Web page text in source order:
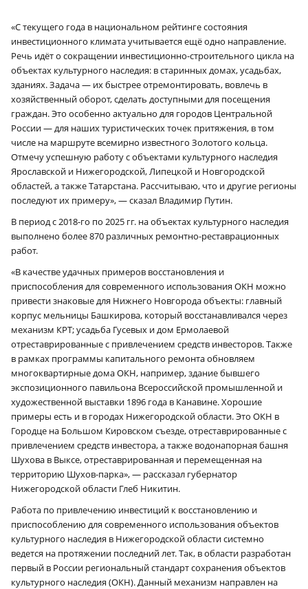
«С текущего года в национальном рейтинге состояния
инвестиционного климата учитывается ещё одно направление.
Речь идёт о сокращении инвестиционно-строительного цикла на
объектах культурного наследия: в старинных домах, усадьбах,
зданиях. Задача — их быстрее отремонтировать, вовлечь в
хозяйственный оборот, сделать доступными для посещения
граждан. Это особенно актуально для городов Центральной
России — для наших туристических точек притяжения, в том
числе на маршруте всемирно известного Золотого кольца.
Отмечу успешную работу с объектами культурного наследия
Ярославской и Нижегородской, Липецкой и Новгородской
областей, а также Татарстана. Рассчитываю, что и другие регионы
последуют их примеру», — сказал Владимир Путин.
В период с 2018-го по 2025 гг. на объектах культурного наследия
выполнено более 870 различных ремонтно-реставрационных
работ.
«В качестве удачных примеров восстановления и
приспособления для современного использования ОКН можно
привести знаковые для Нижнего Новгорода объекты: главный
корпус мельницы Башкирова, который восстанавливался через
механизм КРТ; усадьба Гусевых и дом Ермолаевой
отреставрированные с привлечением средств инвесторов. Также
в рамках программы капитального ремонта обновляем
многоквартирные дома ОКН, например, здание бывшего
экспозиционного павильона Всероссийской промышленной и
художественной выставки 1896 года в Канавине. Хорошие
примеры есть и в городах Нижегородской области. Это ОКН в
Городце на Большом Кировском съезде, отреставрированные с
привлечением средств инвестора, а также водонапорная башня
Шухова в Выксе, отреставрированная и перемещенная на
территорию Шухов-парка», — рассказал губернатор
Нижегородской области Глеб Никитин.
Работа по привлечению инвестиций к восстановлению и
приспособлению для современного использования объектов
культурного наследия в Нижегородской области системно
ведется на протяжении последний лет. Так, в области разработан
первый в России региональный стандарт сохранения объектов
культурного наследия (ОКН). Данный механизм направлен на